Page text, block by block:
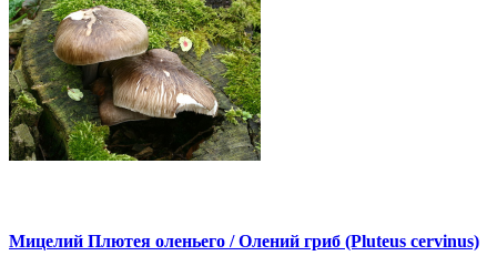
Мицелий Плютея оленьего / Олений гриб (Pluteus cervinus)